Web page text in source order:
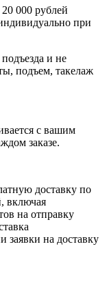
000 рублей
при
и не
подъем, такелаж
с вашим
заказе.
доставку по
включая
на отправку
заявки на доставку